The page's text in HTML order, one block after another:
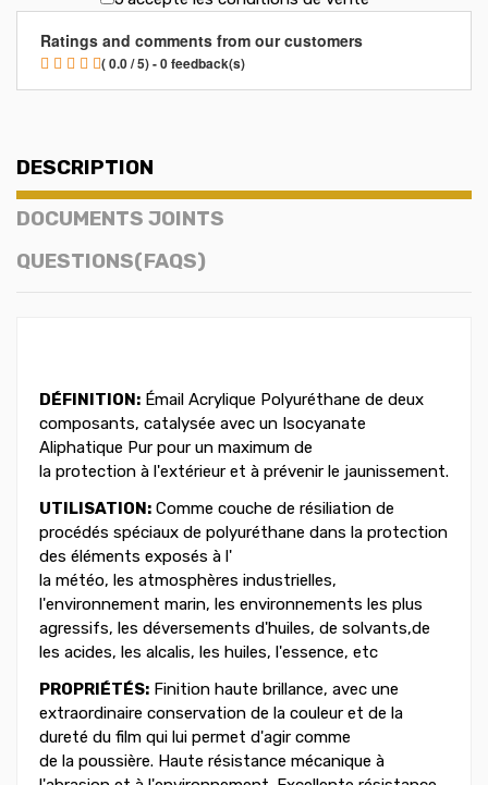
Ratings and comments from our customers
( 0.0 / 5) - 0 feedback(s)
DESCRIPTION
DOCUMENTS JOINTS
QUESTIONS(FAQS)
DÉFINITION: Émail Acrylique Polyuréthane de deux
composants, catalysée avec un Isocyanate
Aliphatique Pur pour un maximum de
la protection à l'extérieur et à prévenir le jaunissement.
UTILISATION: Comme couche de résiliation de
procédés spéciaux de polyuréthane dans la protection
des éléments exposés à l'
la météo, les atmosphères industrielles,
l'environnement marin, les environnements les plus
agressifs, les déversements d'huiles, de solvants,de
les acides, les alcalis, les huiles, l'essence, etc
PROPRIÉTÉS: Finition haute brillance, avec une
extraordinaire conservation de la couleur et de la
dureté du film qui lui permet d'agir comme
de la poussière. Haute résistance mécanique à